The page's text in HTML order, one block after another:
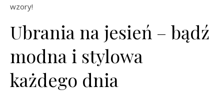
wzory!
Ubrania na jesień – bądź
modna i stylowa
każdego dnia